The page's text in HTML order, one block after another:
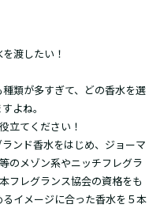
渡したい！
類が多すぎて、どの香水を選
よね。
立てください！
ンド香水をはじめ、ジョーマ
のメゾン系やニッチフレグラ
フレグランス協会の資格をも
イメージに合った香水を５本